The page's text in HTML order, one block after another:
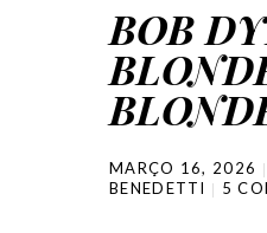
BOB
MARÇO 16, 2026
BENEDETTI
5